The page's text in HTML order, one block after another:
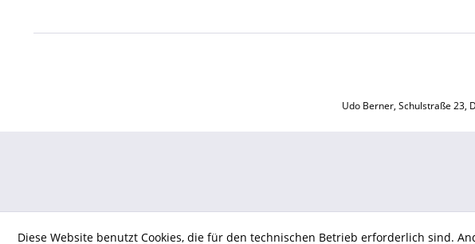
Udo Berner, Schulstraße 23,
Diese Website benutzt Cookies, die für den technischen Betrieb erforderlich sind.